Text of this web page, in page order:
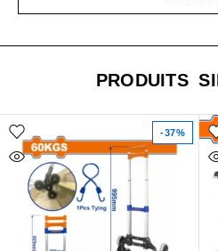
PRODUITS
-37%